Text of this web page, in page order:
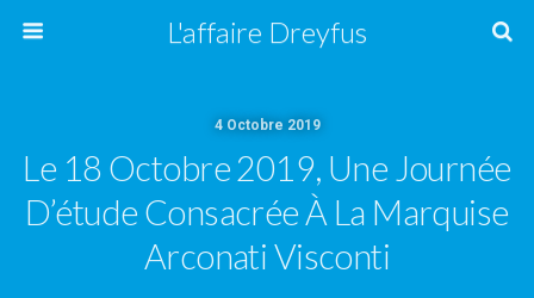
L'affaire Dreyfus
4 Octobre 2019
Le 18 Octobre 2019, Une Journée
D’étude Consacrée À La Marquise
Arconati Visconti